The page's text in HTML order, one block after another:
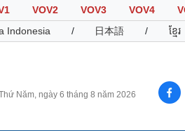
VOV2 VOV3 VOV4
Indonesia / 日本語 / ខ្មែរ
Năm, ngày 6 tháng 8 năm 2026